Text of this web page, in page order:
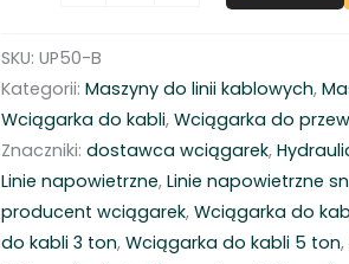
ś
ć
L
e
k
k
a
SKU:UP50-B
Kategorii:Maszyny do linii kablowych,
Wciągarka do kabli,Wciągarka do
Znaczniki:dostawca wciągarek,
Linie napowietrzne,Linie napowietrzne sn
producent wciągarek,Wciągarka do
do kabli 3 ton,Wciągarka do kabli 5 ton,